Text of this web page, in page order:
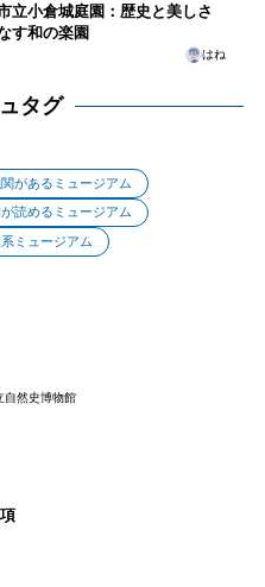
立小倉城庭園：歴史と美しさ
す和の楽園
はね
タグ
があるミュージアム
読めるミュージアム
ミュージアム
自然史博物館